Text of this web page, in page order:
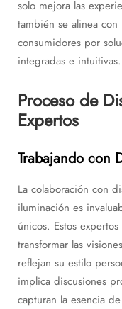
solo mejora las
también se alinea
consumidores por
integradas e intuitivas.
Proceso de
Expertos
Trabajando con
La colaboración con
iluminación es
únicos. Estos
transformar las
reflejan su estilo
implica discusiones
capturan la esencia